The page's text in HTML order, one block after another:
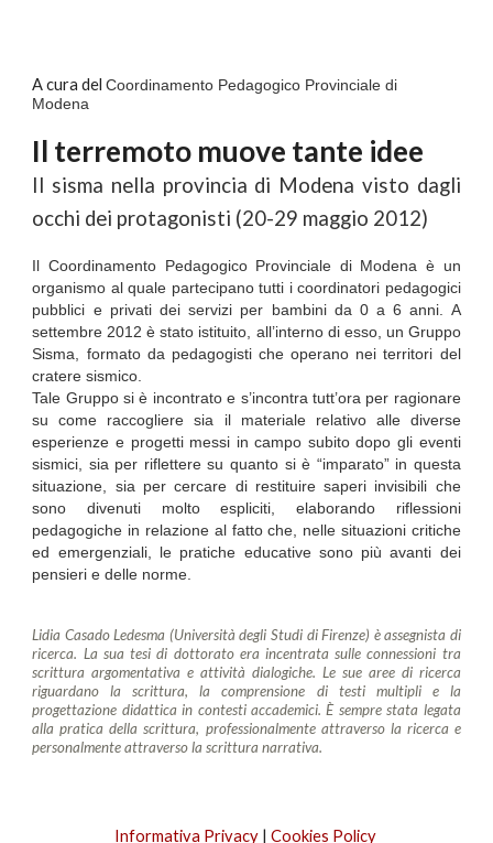
A cura delCoordinamento Pedagogico Provinciale di
Modena
Il terremoto muove tante idee
Il sisma nella provincia di Modena visto dagli
occhi dei protagonisti (20-29 maggio 2012)
Il Coordinamento Pedagogico Provinciale di Modena è un
organismo al quale partecipano tutti i coordinatori pedagogici
pubblici e privati dei servizi per bambini da 0 a 6 anni. A
settembre 2012 è stato istituito, all’interno di esso, un Gruppo
Sisma, formato da pedagogisti che operano nei territori del
cratere sismico.
Tale Gruppo si è incontrato e s’incontra tutt’ora per ragionare
su come raccogliere sia il materiale relativo alle diverse
esperienze e progetti messi in campo subito dopo gli eventi
sismici, sia per riflettere su quanto si è “imparato” in questa
situazione, sia per cercare di restituire saperi invisibili che
sono divenuti molto espliciti, elaborando riflessioni
pedagogiche in relazione al fatto che, nelle situazioni critiche
ed emergenziali, le pratiche educative sono più avanti dei
pensieri e delle norme.
Lidia Casado Ledesma (Università degli Studi di Firenze) è assegnista di
ricerca. La sua tesi di dottorato era incentrata sulle connessioni tra
scrittura argomentativa e attività dialogiche. Le sue aree di ricerca
riguardano la scrittura, la comprensione di testi multipli e la
progettazione didattica in contesti accademici. È sempre stata legata
alla pratica della scrittura, professionalmente attraverso la ricerca e
personalmente attraverso la scrittura narrativa.
Informativa Privacy| Cookies Policy